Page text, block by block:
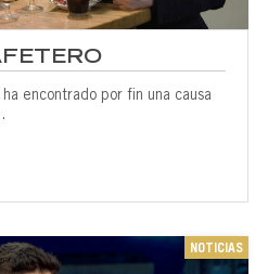
encontrado por fin una causa
NOTICIAS